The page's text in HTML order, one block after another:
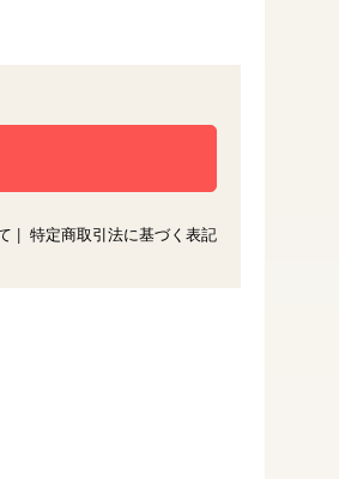
特定商取引法に基づく表記